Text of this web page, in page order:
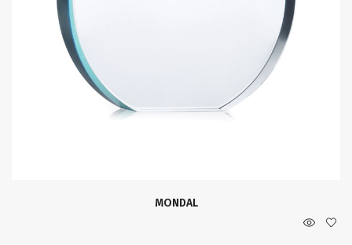
MONDAL